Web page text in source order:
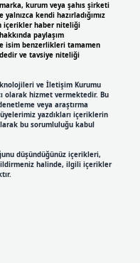
kurum veya şahıs şirketi
kendi hazırladığımız
içerikler haber niteliği
paylaşım
isim benzerlikleri tamamen
ve tavsiye niteliği
ve İletişim Kurumu
olarak hizmet vermektedir. Bu
veya araştırma
yazdıkları içeriklerin
bu sorumluluğu kabul
düşündüğünüz içerikleri,
halinde, ilgili içerikler